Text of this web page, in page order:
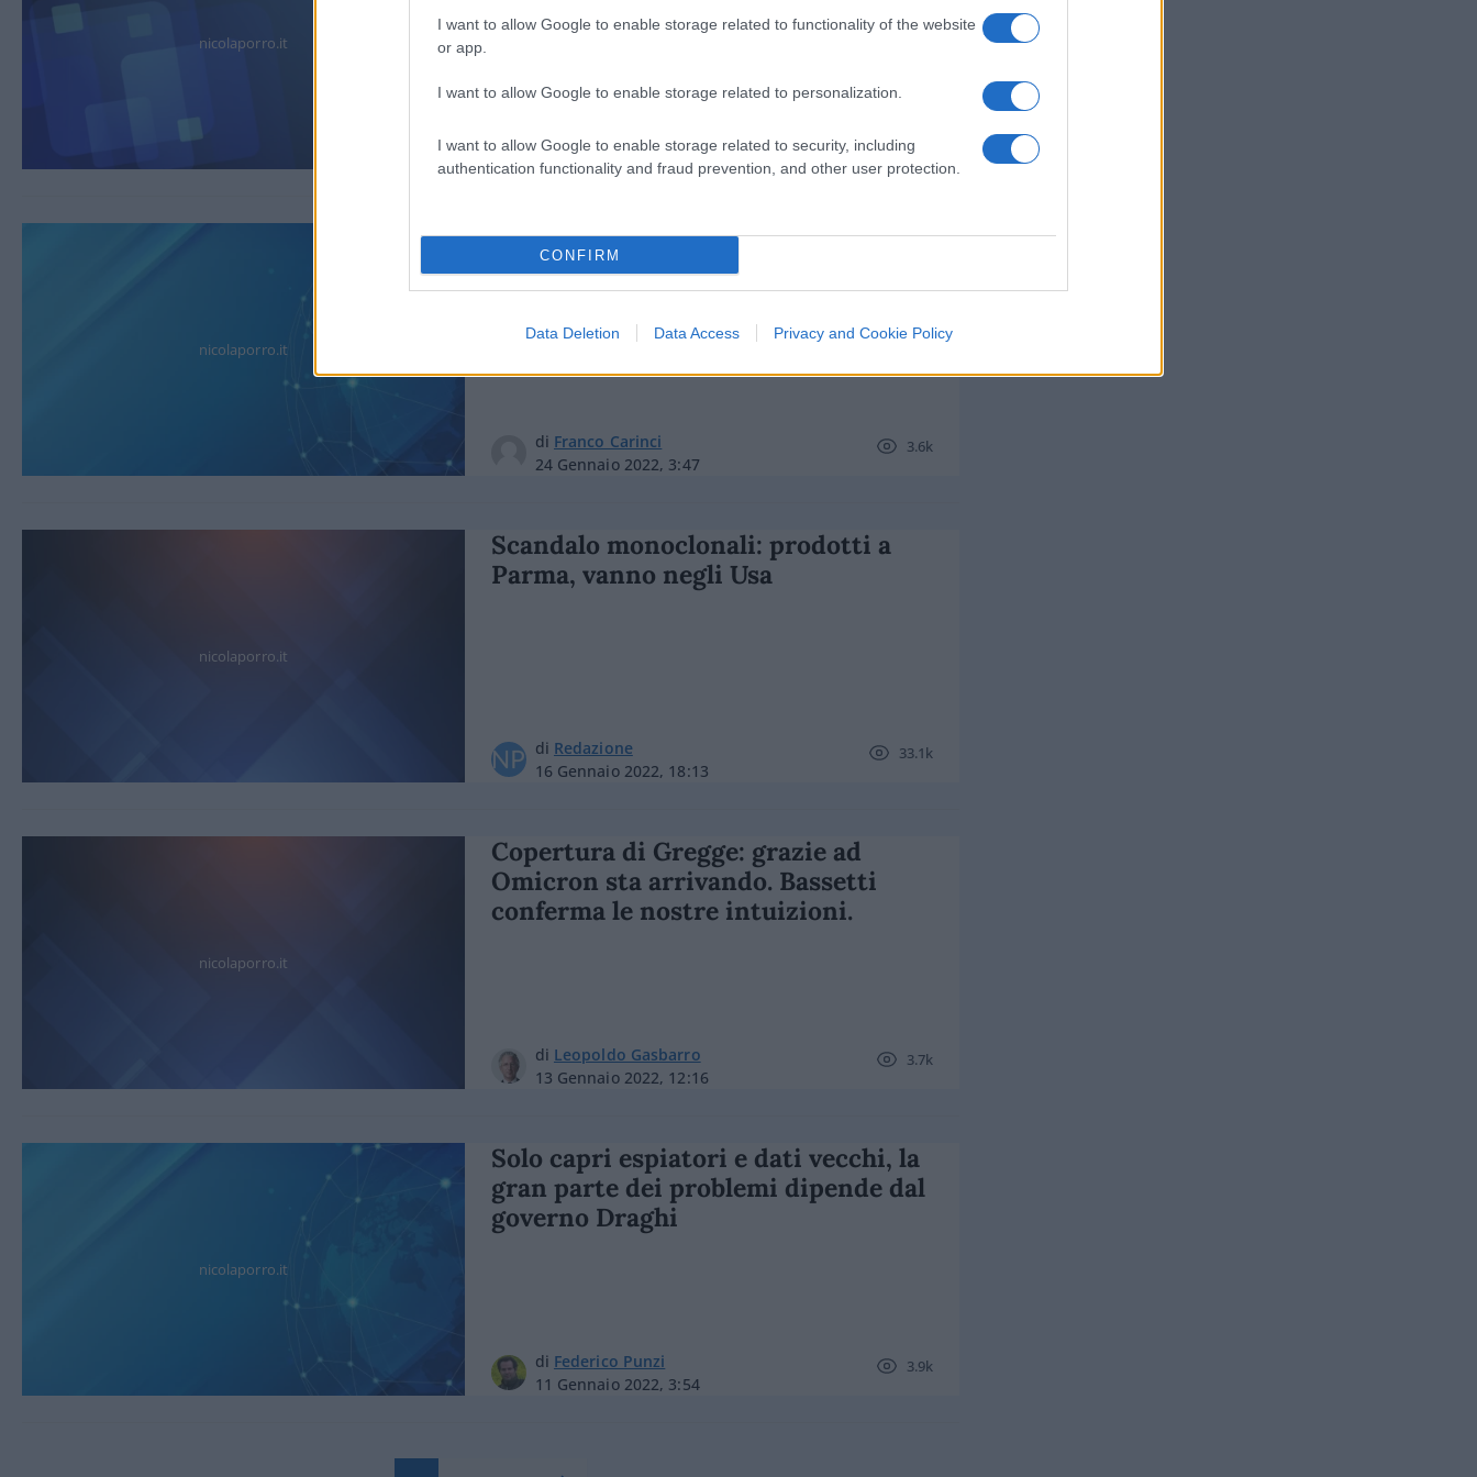
I want to allow Google to enable storage related to functionality of the website
or app.
I want to allow Google to enable storage related to personalization.
I want to allow Google to enable storage related to security, including
authentication functionality and fraud prevention, and other user protection.
CONFIRM
Data Deletion Data Access Privacy and Cookie Policy
nicolaporro.it
di
Leopoldo Gasbarro
24 Gennaio 2022, 15:03
3.4k
nicolaporro.it
La pandemia passa, le lesioni
costituzionali restano: travolto il
principio di proporzionalità
di Franco Carinci
24 Gennaio 2022, 3:47
3.6k
nicolaporro.it
Scandalo monoclonali: prodotti a
Parma, vanno negli Usa
di Redazione
16 Gennaio 2022, 18:13
33.1k
nicolaporro.it
Copertura di Gregge: grazie ad
Omicron sta arrivando. Bassetti
conferma le nostre intuizioni.
di Leopoldo Gasbarro
13 Gennaio 2022, 12:16
3.7k
nicolaporro.it
Solo capri espiatori e dati vecchi, la
gran parte dei problemi dipende dal
governo Draghi
di Federico Punzi
11 Gennaio 2022, 3:54
3.9k